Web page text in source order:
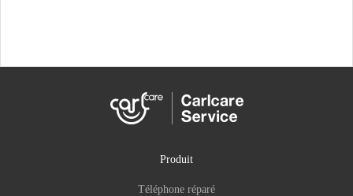
Produit
Téléphone réparé